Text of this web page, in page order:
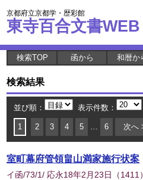
京都府立京都学・歴彩館
東寺百合文書WEB
検索TOP 函から 和暦か
検索結果
並び順： 表示件数：
1 2 3 4 5 … 6 次へ
室町幕府管領畠山満家施行状案
イ函/73/1/ 応永18年2月23日 （1411